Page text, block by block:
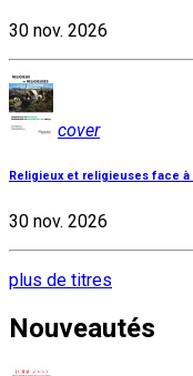
30 nov. 2026
cover
Religieux et religieuses face à
30 nov. 2026
plus de titres
Nouveautés